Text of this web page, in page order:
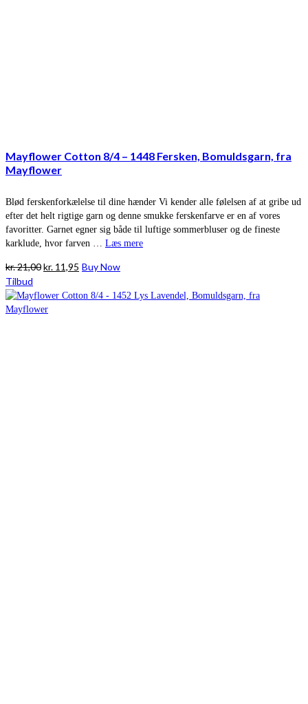
Mayflower Cotton 8/4 – 1448 Fersken, Bomuldsgarn, fra
Mayflower
Blød ferskenforkælelse til dine hænder Vi kender alle følelsen af at gribe ud
efter det helt rigtige garn og denne smukke ferskenfarve er en af vores
favoritter. Garnet egner sig både til luftige sommerbluser og de fineste
karklude, hvor farven … Læs mere
kr.21,00Den
pris
var:
kr. 11,95 Den
pris
Buy Now
Tilbud